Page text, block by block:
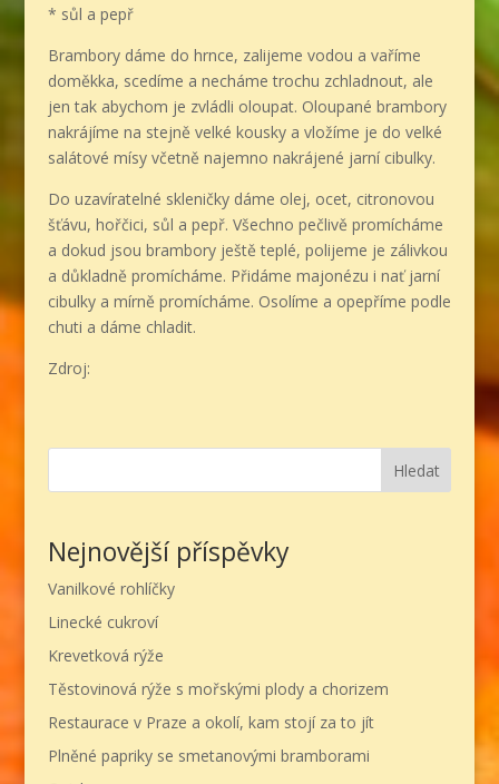
* sůl a pepř
Brambory dáme do hrnce, zalijeme vodou a vaříme
doměkka, scedíme a necháme trochu zchladnout, ale
jen tak abychom je zvládli oloupat. Oloupané brambory
nakrájíme na stejně velké kousky a vložíme je do velké
salátové mísy včetně najemno nakrájené jarní cibulky.
Do uzavíratelné skleničky dáme olej, ocet, citronovou
šťávu, hořčici, sůl a pepř. Všechno pečlivě promícháme
a dokud jsou brambory ještě teplé, polijeme je zálivkou
a důkladně promícháme. Přidáme majonézu i nať jarní
cibulky a mírně promícháme. Osolíme a opepříme podle
chuti a dáme chladit.
Zdroj:
Hledat
Nejnovější příspěvky
Vanilkové rohlíčky
Linecké cukroví
Krevetková rýže
Těstovinová rýže s mořskými plody a chorizem
Restaurace v Praze a okolí, kam stojí za to jít
Plněné papriky se smetanovými bramborami